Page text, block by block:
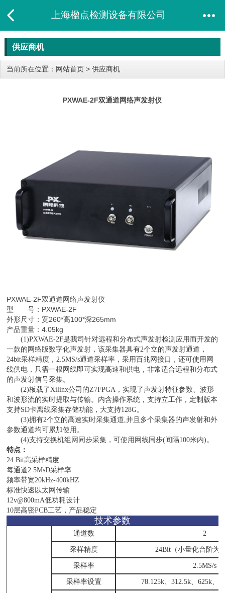
上海楹点检测设备有限公司
供应商机
当前所在位置： 网站首页 > 供应商机
PXWAE-2F双通道网络声发射仪
PXWAE-2F双通道网络声发射仪
型 号：PXWAE-2F
外形尺寸：宽260*高100*深265mm
产品重量：4.05kg
(1)PXWAE-2F是我司针对远程和分布式声发射检测应用而开发的
一款的网络版数字化声发射，该采集器具有2个立的声发射通道，
24bit采样精度，2.5MS/s通道采样率，采用百兆网接口，还可使用网
线供电，只需一根网线即可实现高速和供电，非常适合远程和分布式
的声发射信号采集。
(2)板载了Xilinx公司的Z7FPGA，实现了声发射特征参数、波形
和波形流的实时提取与传输。内含操作系统，支持立工作，定制版本
支持SD卡离线采集存储功能，大支持128G。
(3)拥有2个立的高速实时采集通道,并且多个采集器的声发射和外
参数通道均可累加使用。
(4)支持交换机组网同步采集，可使用网线同步(间隔100米内)。
特点：
24 Bit高采样精度
每通道2.5MsD采样率
频率带宽20kHz-400kHZ
标准快速以太网传输
12v@800mA低功耗设计
10层高密PCB工艺，产品稳定
技术参数
通道数 2
采样精度 24Bit（小量化台阶为
采样率 2.5MS/s
采样率设置 78.125k、312.5k、625k、